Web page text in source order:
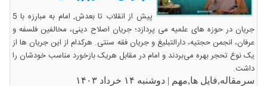
پیش از انقلاب تا بعدش, امام به مبارزه با 5
جریان در حوزه های علمیه می پردازد؛ جریان اصلاح دینی، مخالفین فلسفه و
عرفان، انجمن حجتیه، دارالتبلیغ و جریان فقه سنتی. هرکدام از این جریان ها از
یک نوع تحجر بهره می‌بردند و امام در مقابل هریک بازخورد مناسب خودشان را
داشت.
سرمقاله,فایل ها,مهم | دوشنبه ۱۴ خرداد ۱۴۰۳